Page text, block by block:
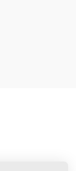
manifester.
la Déesse est en